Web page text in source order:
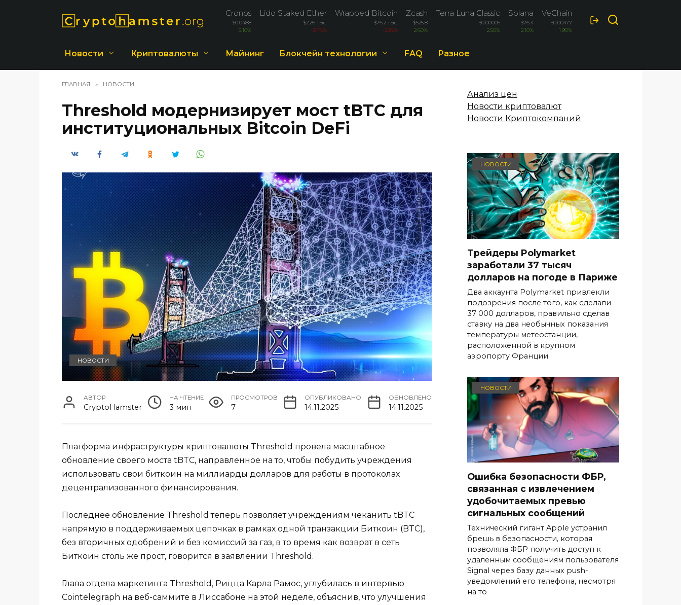
Cronos
$0.0488
5.10%
Lido Staked Ether
$2.26 тыс.
-3.76%
Wrapped Bitcoin
$76.2 тыс.
-3.26%
Zcash
$525.8
2.60%
Terra Luna Classic
$0.00005
2.50%
Solana
$76.4
2.10%
VeChain
$0.00477
1.90%
Cardano
$0.1963
Новости Криптовалюты Майнинг Блокчейн технологии FAQ Разное
ГЛАВНАЯ » НОВОСТИ
Threshold модернизирует мост tBTC для
институциональных Bitcoin DeFi
НОВОСТИ
АВТОР
CryptoHamster
НА ЧТЕНИЕ
3 мин
ПРОСМОТРОВ
7
ОПУБЛИКОВАНО
14.11.2025
ОБНОВЛЕНО
14.11.2025
Платформа инфраструктуры криптовалюты Threshold провела масштабное
обновление своего моста tBTC, направленное на то, чтобы побудить учреждения
использовать свои биткоин на миллиарды долларов для работы в протоколах
децентрализованного финансирования.
Последнее обновление Threshold теперь позволяет учреждениям чеканить tBTC
напрямую в поддерживаемых цепочках в рамках одной транзакции Биткоин (BTC),
без вторичных одобрений и без комиссий за газ, в то время как возврат в сеть
Биткоин столь же прост, говорится в заявлении Threshold.
Глава отдела маркетинга Threshold, Рицца Карла Рамос, углубилась в интервью
Cointelegraph на веб-саммите в Лиссабоне на этой неделе, объяснив, что улучшения
Анализ цен
Новости криптовалют
Новости Криптокомпаний
НОВОСТИ
Трейдеры Polymarket
заработали 37 тысяч
долларов на погоде в Париже
Два аккаунта Polymarket привлекли
подозрения после того, как сделали
37 000 долларов, правильно сделав
ставку на два необычных показания
температуры метеостанции,
расположенной в крупном
аэропорту Франции.
НОВОСТИ
Ошибка безопасности ФБР,
связанная с извлечением
удобочитаемых превью
сигнальных сообщений
Технический гигант Apple устранил
брешь в безопасности, которая
позволяла ФБР получить доступ к
удаленным сообщениям пользователя
Signal через базу данных push-
уведомлений его телефона, несмотря
на то